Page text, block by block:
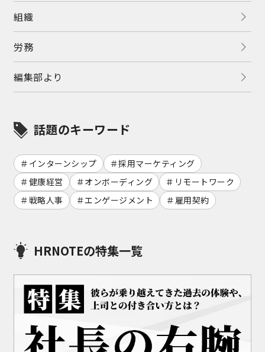
組織
労務
編集部より
話題のキーワード
インターンシップ
採用マーケティング
健康経営
オンボーディング
リモートワーク
戦略人事
エンゲージメント 雇用契約
HRNOTEの特集一覧